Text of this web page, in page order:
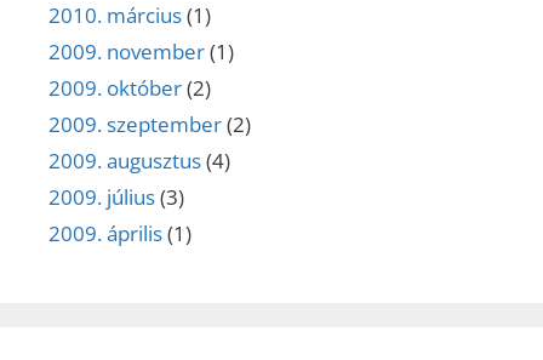
2010. március(1)
2009. november(1)
2009. október(2)
2009. szeptember(2)
2009. augusztus(4)
2009. július(3)
2009. április(1)